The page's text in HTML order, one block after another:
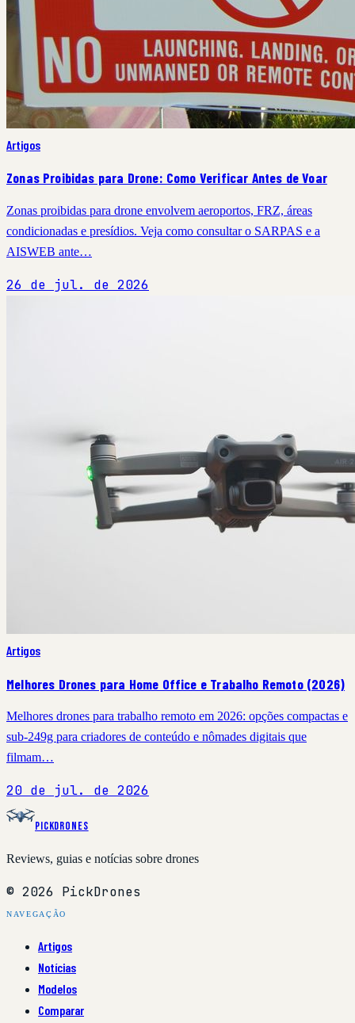
Artigos
Zonas Proibidas para Drone: Como Verificar Antes de Voar
Zonas proibidas para drone envolvem aeroportos, FRZ, áreas
condicionadas e presídios. Veja como consultar o SARPAS e a
AISWEB ante…
26 de jul. de 2026
Artigos
Melhores Drones para Home Office e Trabalho Remoto (2026)
Melhores drones para trabalho remoto em 2026: opções compactas e
sub-249g para criadores de conteúdo e nômades digitais que
filmam…
20 de jul. de 2026
PickDrones
Reviews, guias e notícias sobre drones
© 2026 PickDrones
NAVEGAÇÃO
Artigos
Notícias
Modelos
Comparar